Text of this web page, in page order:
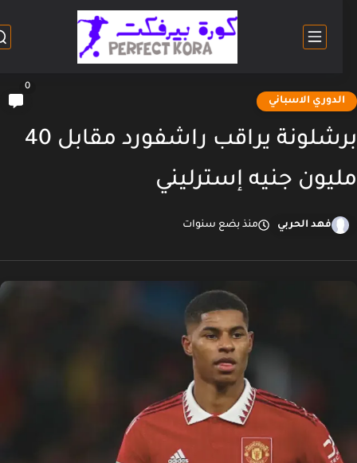
الاسباني
برشلونة يراقب راشفورد مقابل 40
جنيه إسترليني
فهد الحربي منذ بضع سنوات